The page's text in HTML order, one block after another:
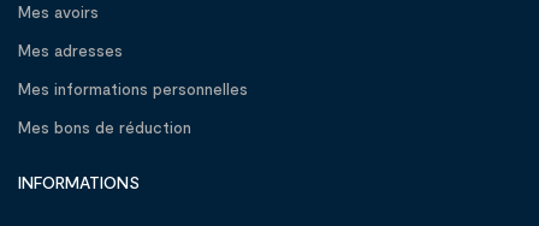
Mes avoirs
Mes adresses
Mes informations personnelles
Mes bons de réduction
INFORMATIONS